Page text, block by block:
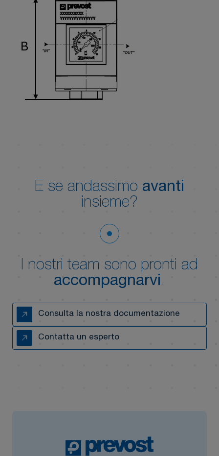
E se andassimo avanti
insieme?
I nostri team sono pronti ad
accompagnarvi.
Consulta la nostra documentazione
Contatta un esperto